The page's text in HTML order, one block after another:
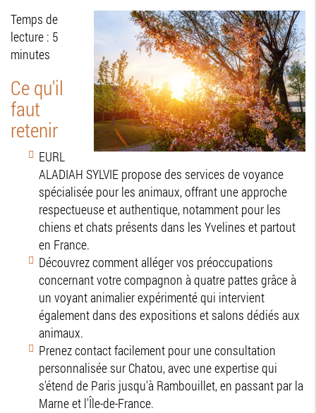
Temps de
lecture : 5
minutes
Ce qu'il
faut
retenir
EURL
ALADIAH SYLVIE propose des services de voyance
spécialisée pour les animaux, offrant une approche
respectueuse et authentique, notamment pour les
chiens et chats présents dans les Yvelines et partout
en France.
Découvrez comment alléger vos préoccupations
concernant votre compagnon à quatre pattes grâce à
un voyant animalier expérimenté qui intervient
également dans des expositions et salons dédiés aux
animaux.
Prenez contact facilement pour une consultation
personnalisée sur Chatou, avec une expertise qui
s'étend de Paris jusqu'à Rambouillet, en passant par la
Marne et l'Île-de-France.